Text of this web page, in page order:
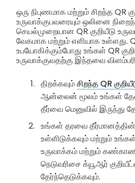
ஒரு நிபுணமாக மற்றும் சிறந்த QR
உருவாக்குபவரையும் ஒலினை
செயல்முறையான QR குறியீடு
வேகமாக மற்றும் எளியாக உள்ளது.
உபயோகிக்கும்போது உங்கள் QR
உருவாக்குவதற்கு இந்தவை
திறக்கவும்சிறந்த QR
ஆன்லைன் மூலம் உங்கள்
தீர்வை மெனுவில் இருந்து
உங்கள் தரவை தீர்மானத்தின்
உள்ளிடுக்கவும் மற்றும்
உருவாக்கம் மற்றும்
நெடுவரிசை க்யூஆர்
தேர்ந்தெடுக்கவும்.